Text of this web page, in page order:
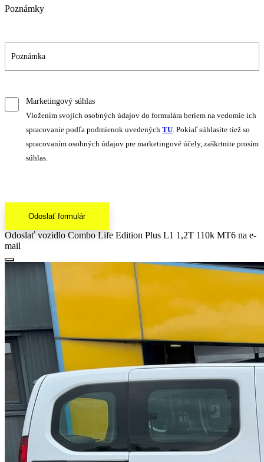
Poznámky
Marketingový súhlas
Vložením svojich osobných údajov do formulára beriem na vedomie ich
spracovanie podľa podmienok uvedených TU . Pokiaľ súhlasíte tiež so
spracovaním osobných údajov pre marketingové účely, zaškrtnite prosím
súhlas.
Odoslať formulár
Odoslať vozidlo Combo Life Edition Plus L1 1,2T 110k MT6 na e-
mail